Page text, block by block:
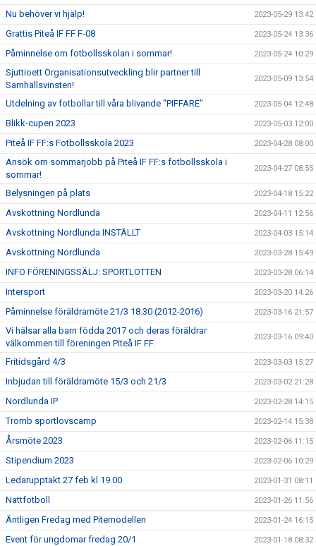
Nu behöver vi hjälp! 2023-05-29 13:42
Grattis Piteå IF FF F-08 2023-05-24 13:36
Påminnelse om fotbollsskolan i sommar! 2023-05-24 10:29
Sjuttioett Organisationsutveckling blir partner till
Samhällsvinsten!
2023-05-09 13:54
Utdelning av fotbollar till våra blivande "PIFFARE" 2023-05-04 12:48
Blikk-cupen 2023 2023-05-03 12:00
Piteå IF FF:s Fotbollsskola 2023 2023-04-28 08:00
Ansök om sommarjobb på Piteå IF FF:s fotbollsskola i
sommar!
2023-04-27 08:55
Belysningen på plats 2023-04-18 15:22
Avskottning Nordlunda 2023-04-11 12:56
Avskottning Nordlunda INSTÄLLT 2023-04-03 15:14
Avskottning Nordlunda 2023-03-28 15:49
INFO FÖRENINGSSÄLJ: SPORTLOTTEN 2023-03-28 06:14
Intersport 2023-03-20 14:26
Påminnelse föräldramöte 21/3 18.30 (2012-2016) 2023-03-16 21:57
Vi hälsar alla barn födda 2017 och deras föräldrar
välkommen till föreningen Piteå IF FF.
2023-03-16 09:40
Fritidsgård 4/3 2023-03-03 15:27
Inbjudan till föräldramöte 15/3 och 21/3 2023-03-02 21:28
Nordlunda IP 2023-02-28 14:15
Tromb sportlovscamp 2023-02-14 15:38
Årsmöte 2023 2023-02-06 11:15
Stipendium 2023 2023-02-06 10:29
Ledarupptakt 27 feb kl 19.00 2023-01-31 08:11
Nattfotboll 2023-01-26 11:56
Äntligen Fredag med Pitemodellen 2023-01-24 16:15
Event för ungdomar fredag 20/1 2023-01-18 08:32